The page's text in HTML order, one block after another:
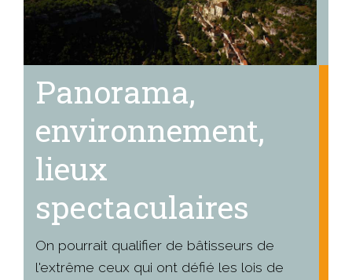
Panorama,
environnement,
lieux
spectaculaires
On pourrait qualifier de bâtisseurs de
l'extrême ceux qui ont défié les lois de